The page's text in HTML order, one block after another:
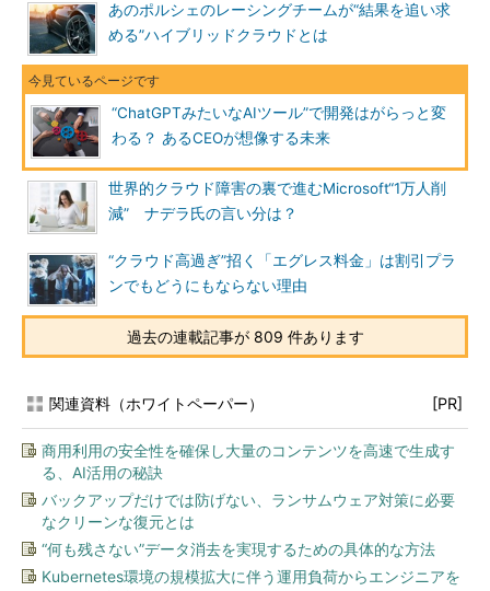
あのポルシェのレーシングチームが“結果を追い求
める”ハイブリッドクラウドとは
“ChatGPTみたいなAIツール”で開発はがらっと変
わる？ あるCEOが想像する未来
世界的クラウド障害の裏で進むMicrosoft“1万人削
減” ナデラ氏の言い分は？
“クラウド高過ぎ”招く「エグレス料金」は割引プラ
ンでもどうにもならない理由
過去の連載記事が 809 件あります
関連資料（ホワイトペーパー） [PR]
商用利用の安全性を確保し大量のコンテンツを高速で生成す
る、AI活用の秘訣
バックアップだけでは防げない、ランサムウェア対策に必要
なクリーンな復元とは
“何も残さない”データ消去を実現するための具体的な方法
Kubernetes環境の規模拡大に伴う運用負荷からエンジニアを